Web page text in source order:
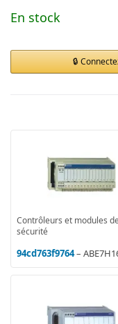
En stock
Contrôleurs et modules
sécurité
94cd763f9764–